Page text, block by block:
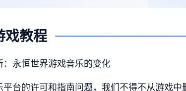
戏教程
：永恒世界游戏音乐的变化
平台的许可和指南问题，我们不得不从游戏